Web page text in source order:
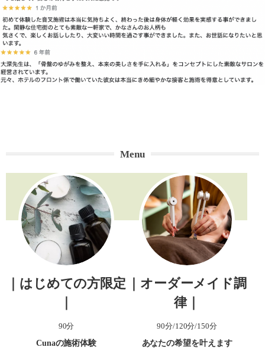
Menu
｜はじめての方限定
90分
Cunaの施術体験
｜オーダーメイド調
律｜
90分/120分/150分
あなたの希望を叶えます